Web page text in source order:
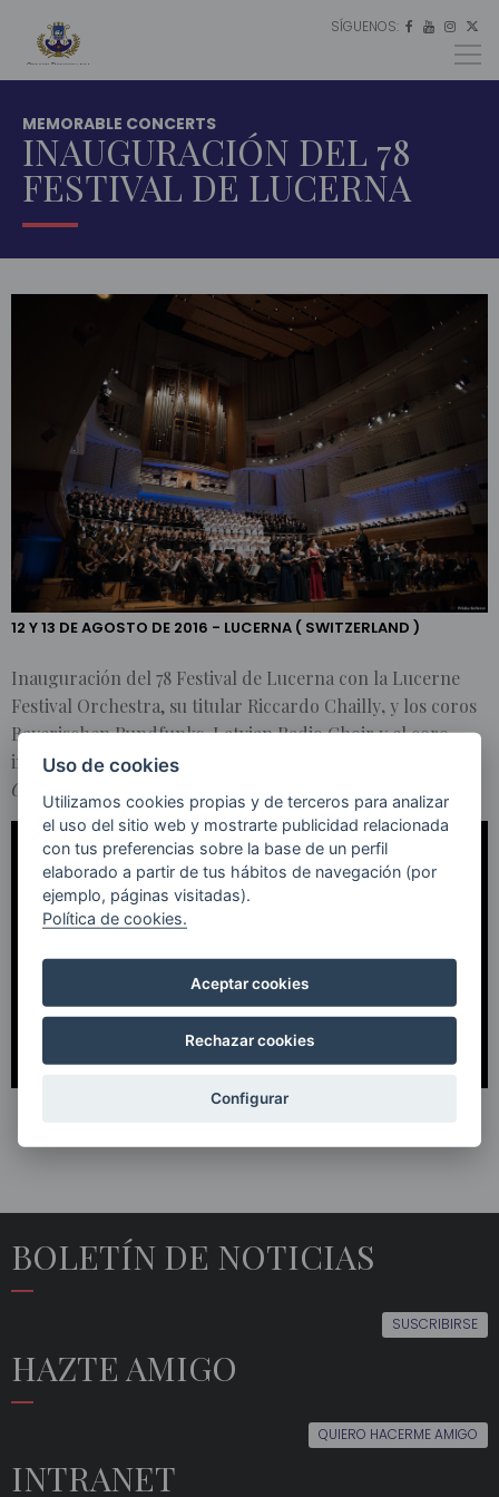
SÍGUENOS:    ES
EU
EN
MEMORABLE CONCERTS
INAUGURACIÓN DEL 78
FESTIVAL DE LUCERNA
MEMORABLES
INAUGURACIÓN
FESTIVAL DE
LUCERNA
12 Y 13 DE AGOSTO DE 2016 - LUCERNA ( SWITZERLAND )
Inauguración del 78 Festival de Lucerna con la Lucerne
Festival Orchestra, su titular Riccardo Chailly,y los coros
Bayerischen Rundfunks,Latvian Radio Choir y el coro
infantil de Tölz: dos conciertos en los que se interpretó
Octava Sinfonía
BOLETÍN DE NOTICIAS
SUSCRIBIRSE
HAZTE AMIGO
QUIERO HACERME AMIGO
INTRANET
Uso de cookies
Utilizamos cookies propias y de terceros para analizar
el uso del sitio web y mostrarte publicidad relacionada
con tus preferencias sobre la base de un perfil
elaborado a partir de tus hábitos de navegación (por
ejemplo, páginas visitadas).
Política de cookies.
Aceptar cookies
Rechazar cookies
Configurar